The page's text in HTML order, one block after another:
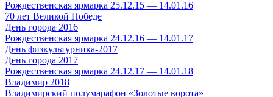
Рождественская ярмарка 25.12.15 — 14.01.16
70 лет Великой Победе
День города 2016
Рождественская ярмарка 24.12.16 — 14.01.17
День физкультурника-2017
День города 2017
Рождественская ярмарка 24.12.17 — 14.01.18
Владимир 2018
Владимирский полумарафон «Золотые ворота»